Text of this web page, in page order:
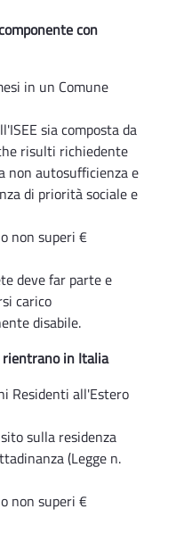
con
in un Comune
sia composta da
risulti richiedente
non autosufficienza e
di priorità sociale e
non superi €
deve far parte e
carico
disabile.
in Italia
Residenti all'Estero
sulla residenza
(Legge n.
non superi €